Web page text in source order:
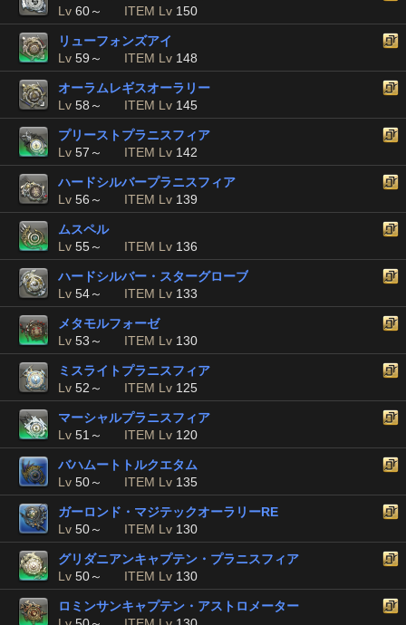
Lv 60～ ITEM Lv 150
リューフォンズアイ
Lv 59～ ITEM Lv 148
オーラムレギスオーラリー
Lv 58～ ITEM Lv 145
プリーストプラニスフィア
Lv 57～ ITEM Lv 142
ハードシルバープラニスフィア
Lv 56～ ITEM Lv 139
ムスペル
Lv 55～ ITEM Lv 136
ハードシルバー・スターグローブ
Lv 54～ ITEM Lv 133
メタモルフォーゼ
Lv 53～ ITEM Lv 130
ミスライトプラニスフィア
Lv 52～ ITEM Lv 125
マーシャルプラニスフィア
Lv 51～ ITEM Lv 120
バハムートトルクエタム
Lv 50～ ITEM Lv 135
ガーロンド・マジテックオーラリーRE
Lv 50～ ITEM Lv 130
グリダニアンキャプテン・プラニスフィア
Lv 50～ ITEM Lv 130
ロミンサンキャプテン・アストロメーター